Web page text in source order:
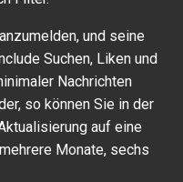
und seine
Suchen, Liken und
Nachrichten
so können Sie in der
auf eine
Monate, sechs